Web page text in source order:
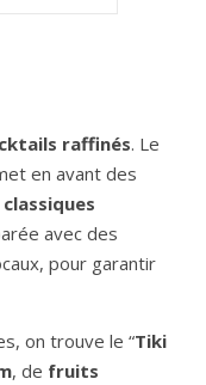
raffinés. Le
en avant des
classiques
avec des
pour garantir
on trouve le “Tiki
, de fruits